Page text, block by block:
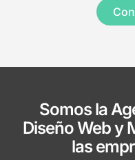
Somos la
Diseño Web y
las